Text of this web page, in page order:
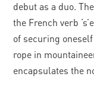
debut as a duo.
the French verb
of securing
rope in
encapsulates the